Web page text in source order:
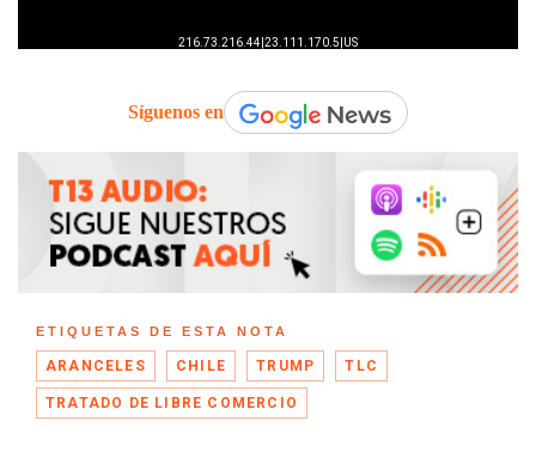
Síguenos en
ETIQUETAS DE ESTA NOTA
ARANCELES CHILE TRUMP TLC
TRATADO DE LIBRE COMERCIO